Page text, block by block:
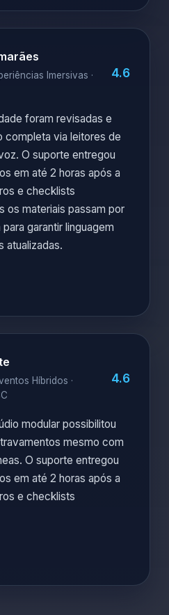
Imersivas ·
4.6
foram revisadas e
completa via leitores de
O suporte entregou
em até 2 horas após a
e checklists
os materiais passam por
garantir linguagem
atualizadas.
Híbridos ·
4.6
modular possibilitou
mesmo com
O suporte entregou
em até 2 horas após a
e checklists